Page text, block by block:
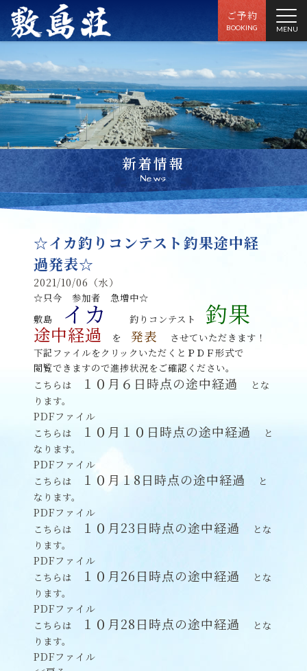
MENU
ご予約
BOOKING
新着情報
News
☆イカ釣りコンテスト釣果途中経
過発表☆
2021/10/06（水）
☆只今 参加者 急増中☆
敷島
イカ 釣りコンテスト 釣果
途中経過 を 発表
させていただきます！
下記ファイルをクリックいただくとＰＤＦ形式で
閲覧できますので進捗状況をご確認ください。
こちらは
１０月６日時点の途中経過
とな
ります。
PDFファイル
こちらは １０月１０日時点の途中経過
と
なります。
PDFファイル
こちらは １０月１8日時点の途中経過
と
なります。
PDFファイル
こちらは １０月23日時点の途中経過
とな
ります。
PDFファイル
こちらは １０月26日時点の途中経過
とな
ります。
PDFファイル
こちらは １０月28日時点の途中経過
とな
ります。
PDFファイル